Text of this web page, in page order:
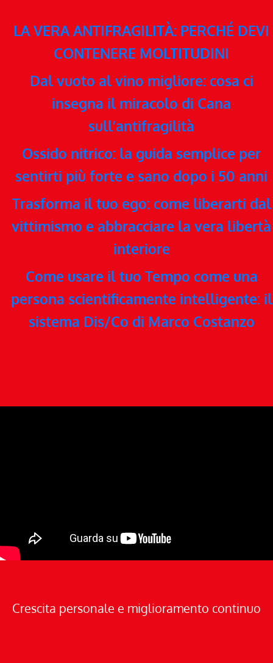
LA VERA ANTIFRAGILITÀ: PERCHÉ DEVI
CONTENERE MOLTITUDINI
Dal vuoto al vino migliore: cosa ci
insegna il miracolo di Cana
sull’antifragilità
Ossido nitrico: la guida semplice per
sentirti più forte e sano dopo i 50 anni
Trasforma il tuo ego: come liberarti dal
vittimismo e abbracciare la vera libertà
interiore
Come usare il tuo Tempo come una
persona scientificamente intelligente: il
sistema Dis/Co di Marco Costanzo
Crescita personale e miglioramento continuo